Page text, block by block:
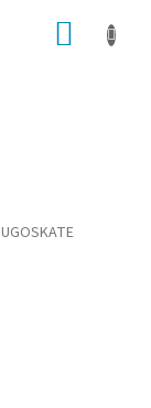
UGOSKATE